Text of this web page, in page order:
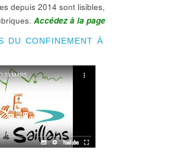
depuis 2014 sont lisibles,
Accédez à la page
DU CONFINEMENT À